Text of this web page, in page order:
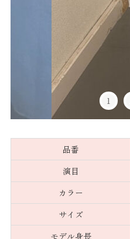
1
品番
演目
カラー
サイズ
モデル身長